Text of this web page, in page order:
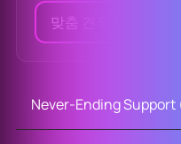
맞춤 견적 받기
Never-Ending Support